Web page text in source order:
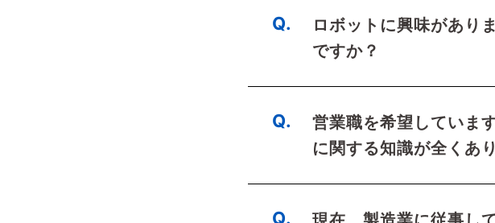
ロボットに興味があり
ですか？
営業職を希望していま
に関する知識が全くあ